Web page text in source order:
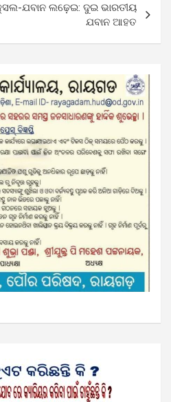
ଯବାନ ଲଢ଼େଇ: ଦୁଇ ଭାରତୀୟ
ଯବାନ ଆହତ